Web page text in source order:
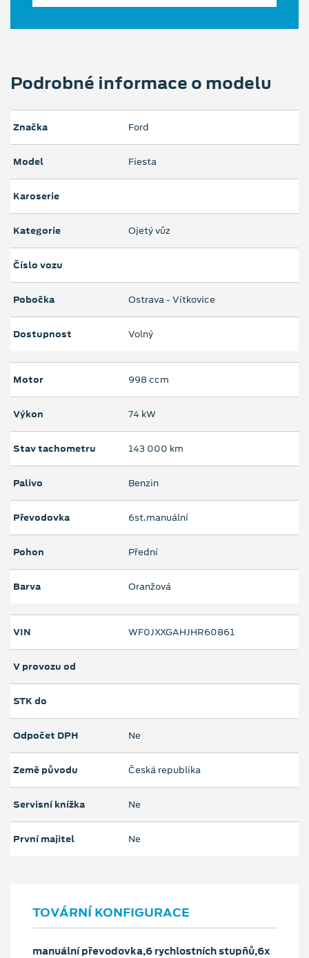
Podrobné informace o modelu
Značka Ford
Model Fiesta
Karoserie
Kategorie Ojetý vůz
Číslo vozu
Pobočka Ostrava - Vítkovice
Dostupnost Volný
Motor 998 ccm
Výkon 74 kW
Stav tachometru 143 000 km
Palivo Benzin
Převodovka 6st.manuální
Pohon Přední
Barva Oranžová
VIN WF0JXXGAHJHR60861
V provozu od
STK do
Odpočet DPH Ne
Země původu Česká republika
Servisní knížka Ne
První majitel Ne
TOVÁRNÍ KONFIGURACE
manuální převodovka,6 rychlostních stupňů,6x